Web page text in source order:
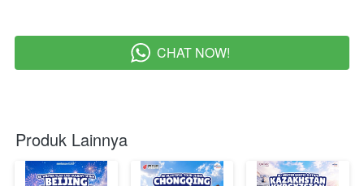
` CHAT NOW!
Produk Lainnya